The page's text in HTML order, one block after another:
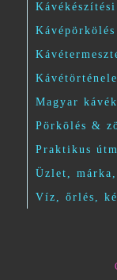
Magyar
Pörkölés &
Praktikus
Üzlet,
Víz, őrlés,